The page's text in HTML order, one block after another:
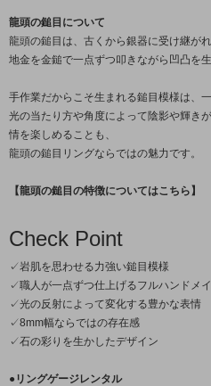
龍頭の鎚目について
龍頭の鎚目は、古くから銀器に受け継が
地金を金鎚で一点ずつ叩きながら凹凸を
手作業だからこそ生まれる鎚目模様は、
光の当たり方や角度によって陰影や輝き
情を楽しめることも、
龍頭の鎚目リングならではの魅力です。
【龍頭の鎚目の特徴についてはこちら】
Check Point
✓岩肌を思わせる力強い鎚目模様
✓職人が一点ずつ仕上げるフルハンドメ
✓光の反射によって変化する豊かな表情
✓8mm幅ならではの存在感
✓石の彩りを生かしたデザイン
●リングゲージレンタル